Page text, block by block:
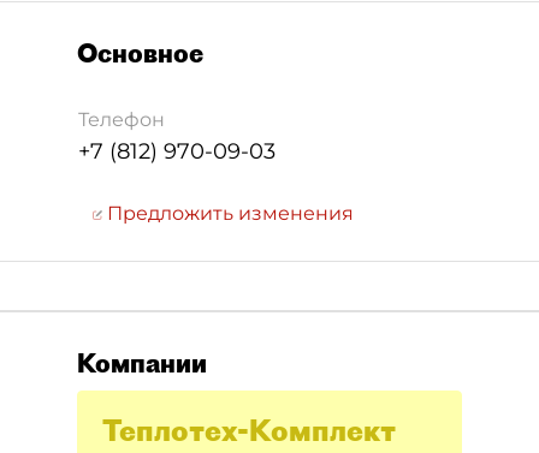
Основное
Телефон
+7 (812) 970-09-03
Предложить изменения
Компании
Теплотех-Комплект